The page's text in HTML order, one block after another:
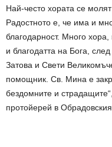
Най-често хората се
Радостното е, че има и
благодарност. Много
и благодатта на Бога,
Затова и Свети
помощник. Св. Мина е
бездомните и
протойерей в